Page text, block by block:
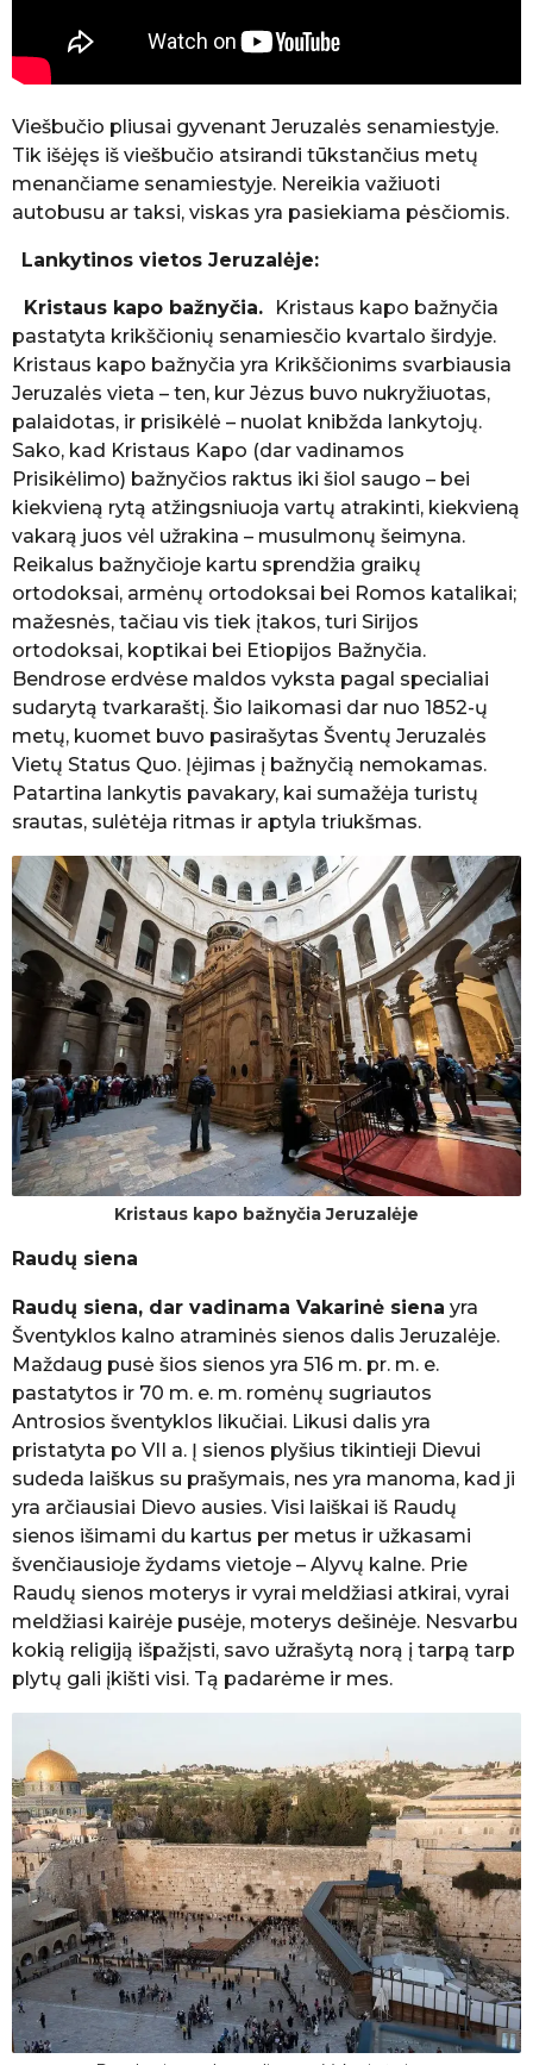
Viešbučio pliusai gyvenant Jeruzalės senamiestyje.
Tik išėjęs iš viešbučio atsirandi tūkstančius metų
menančiame senamiestyje. Nereikia važiuoti
autobusu ar taksi, viskas yra pasiekiama pėsčiomis.
Lankytinos vietos Jeruzalėje:
Kristaus kapo bažnyčia.
Kristaus kapo bažnyčia
pastatyta krikščionių senamiesčio kvartalo širdyje.
Kristaus kapo bažnyčia yra Krikščionims svarbiausia
Jeruzalės vieta – ten, kur Jėzus buvo nukryžiuotas,
palaidotas, ir prisikėlė – nuolat knibžda lankytojų.
Sako, kad Kristaus Kapo (dar vadinamos
Prisikėlimo) bažnyčios raktus iki šiol saugo – bei
kiekvieną rytą atžingsniuoja vartų atrakinti, kiekvieną
vakarą juos vėl užrakina – musulmonų šeimyna.
Reikalus bažnyčioje kartu sprendžia graikų
ortodoksai, armėnų ortodoksai bei Romos katalikai;
mažesnės, tačiau vis tiek įtakos, turi Sirijos
ortodoksai, koptikai bei Etiopijos Bažnyčia.
Bendrose erdvėse maldos vyksta pagal specialiai
sudarytą tvarkaraštį. Šio laikomasi dar nuo 1852-ų
metų, kuomet buvo pasirašytas Šventų Jeruzalės
Vietų Status Quo. Įėjimas į bažnyčią nemokamas.
Patartina lankytis pavakary, kai sumažėja turistų
srautas, sulėtėja ritmas ir aptyla triukšmas.
Kristaus kapo bažnyčia Jeruzalėje
Raudų siena
Raudų siena, dar vadinama Vakarinė siena yra
Šventyklos kalno atraminės sienos dalis Jeruzalėje.
Maždaug pusė šios sienos yra 516 m. pr. m. e.
pastatytos ir 70 m. e. m. romėnų sugriautos
Antrosios šventyklos likučiai. Likusi dalis yra
pristatyta po VII a. Į sienos plyšius tikintieji Dievui
sudeda laiškus su prašymais, nes yra manoma, kad ji
yra arčiausiai Dievo ausies. Visi laiškai iš Raudų
sienos išimami du kartus per metus ir užkasami
švenčiausioje žydams vietoje – Alyvų kalne. Prie
Raudų sienos moterys ir vyrai meldžiasi atkirai, vyrai
meldžiasi kairėje pusėje, moterys dešinėje. Nesvarbu
kokią religiją išpažįsti, savo užrašytą norą į tarpą tarp
plytų gali įkišti visi. Tą padarėme ir mes.